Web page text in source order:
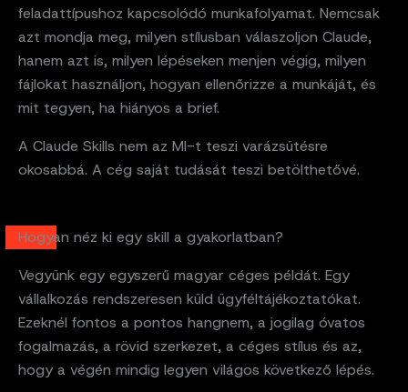
feladattípushoz kapcsolódó munkafolyamat. Nemcsak
azt mondja meg, milyen stílusban válaszoljon Claude,
hanem azt is, milyen lépéseken menjen végig, milyen
fájlokat használjon, hogyan ellenőrizze a munkáját, és
mit tegyen, ha hiányos a brief.
A Claude Skills nem az MI-t teszi varázsütésre
okosabbá. A cég saját tudását teszi betölthetővé.
Hogyan néz ki egy skill a gyakorlatban?
Vegyünk egy egyszerű magyar céges példát. Egy
vállalkozás rendszeresen küld ügyféltájékoztatókat.
Ezeknél fontos a pontos hangnem, a jogilag óvatos
fogalmazás, a rövid szerkezet, a céges stílus és az,
hogy a végén mindig legyen világos következő lépés.